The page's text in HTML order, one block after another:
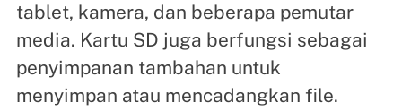
tablet, kamera, dan beberapa pemutar
media. Kartu SD juga berfungsi sebagai
penyimpanan tambahan untuk
menyimpan atau mencadangkan file.